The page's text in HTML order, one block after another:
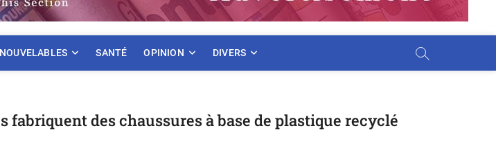
SANTÉ OPINION DIVERS
fabriquent des chaussures à base de plastique recyclé